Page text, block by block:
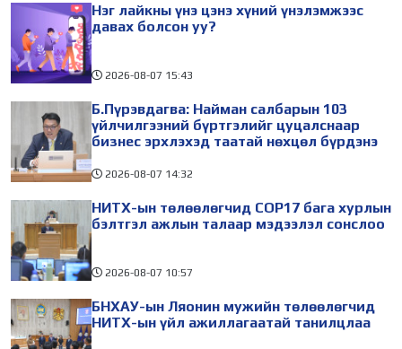
харилцаа холбооны яам
хамтран
ажиллагааны чадавхийг
Нэг лайкны үнэ цэнэ хүний үнэлэмжээс
давах болсон уу?
2026-08-07 15:43
Б.Пүрэвдагва: Найман салбарын 103
үйлчилгээний бүртгэлийг цуцалснаар
бизнес эрхлэхэд таатай нөхцөл бүрдэнэ
2026-08-07 14:32
НИТХ-ын төлөөлөгчид COP17 бага хурлын
бэлтгэл ажлын талаар мэдээлэл сонслоо
2026-08-07 10:57
БНХАУ-ын Ляонин мужийн төлөөлөгчид
НИТХ-ын үйл ажиллагаатай танилцлаа